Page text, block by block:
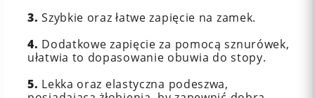
3. Szybkie oraz łatwe zapięcie na zamek.
4. Dodatkowe zapięcie za pomocą sznurówek,
ułatwia to dopasowanie obuwia do stopy.
5. Lekka oraz elastyczna podeszwa,